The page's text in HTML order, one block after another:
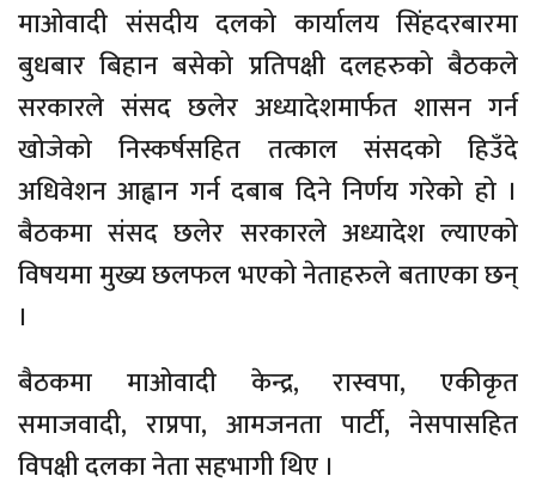
माओवादी संसदीय दलको कार्यालय सिंहदरबारमा
बुधबार बिहान बसेको प्रतिपक्षी दलहरुको बैठकले
सरकारले संसद छलेर अध्यादेशमार्फत शासन गर्न
खोजेको निस्कर्षसहित तत्काल संसदको हिउँदे
अधिवेशन आह्वान गर्न दबाब दिने निर्णय गरेको हो ।
बैठकमा संसद छलेर सरकारले अध्यादेश ल्याएको
विषयमा मुख्य छलफल भएको नेताहरुले बताएका छन्
।
बैठकमा माओवादी केन्द्र, रास्वपा, एकीकृत
समाजवादी, राप्रपा, आमजनता पार्टी, नेसपासहित
विपक्षी दलका नेता सहभागी थिए ।